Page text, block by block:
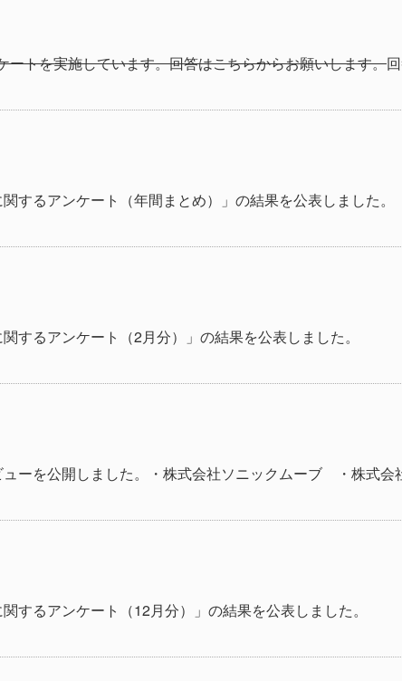
ートを実施しています。回答はこちらからお願いします。
するアンケート（年間まとめ）」の結果を公表しました。
するアンケート（2月分）」の結果を公表しました。
ーを公開しました。
・株式会社ソニックムーブ ・株式
するアンケート（12月分）」の結果を公表しました。